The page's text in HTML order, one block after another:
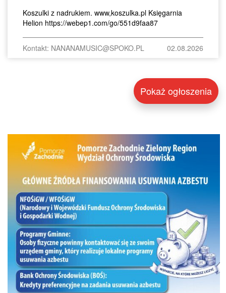
Koszulki z nadrukiem. www,koszulka.pl Księgarnia
Helion https://webep1.com/go/551d9faa87
Kontakt: NANANAMUSIC@SPOKO.PL 02.08.2026
Pokaż ogłoszenia